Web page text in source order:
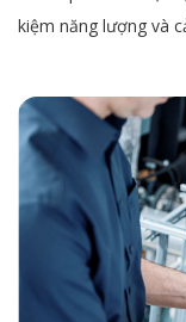
kiệm năng lượng và